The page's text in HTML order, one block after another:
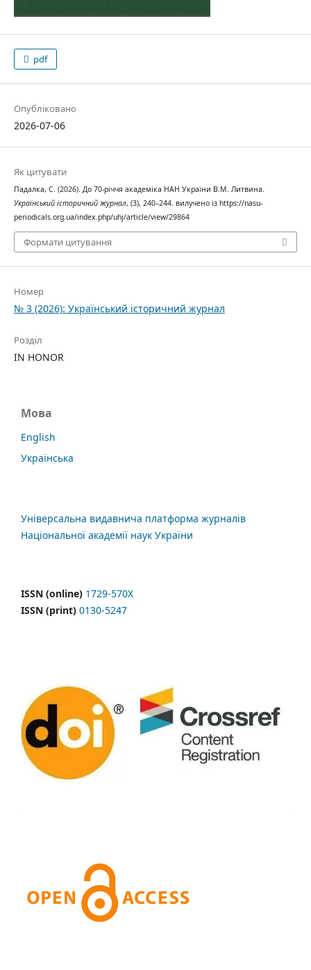
pdf
Опубліковано
2026-07-06
Як цитувати
Падалка, С. (2026). До 70-річчя академіка НАН України В.М. Литвина.
Український історичний журнал, (3), 240–244. вилучено із https://nasu-
periodicals.org.ua/index.php/uhj/article/view/29864
Формати цитування
Номер
№ 3 (2026): Український історичний журнал
Розділ
IN HONOR
Мова
English
Українська
Універсальна видавнича платформа журналів
Національної академії наук України
ISSN (online) 1729-570X
ISSN (print) 0130-5247